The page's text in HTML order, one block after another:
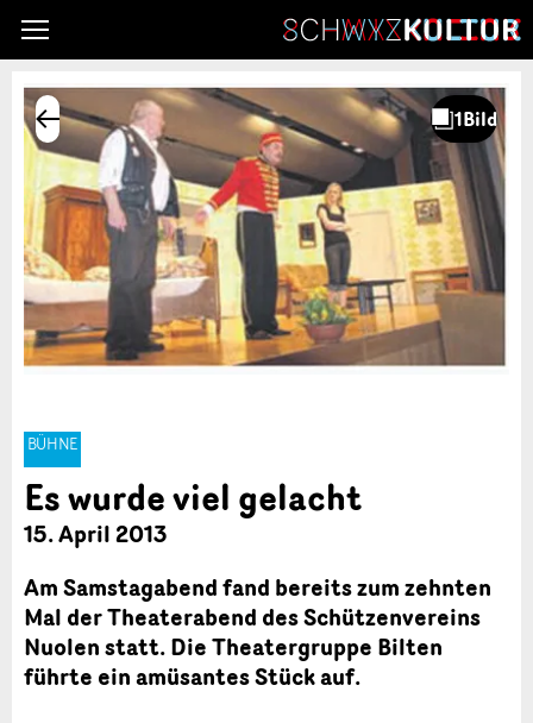
BÜHNE
Es wurde viel gelacht
15. April 2013
Am Samstagabend fand bereits zum zehnten
Mal der Theaterabend des Schützenvereins
Nuolen statt. Die Theatergruppe Bilten
führte ein amüsantes Stück auf.